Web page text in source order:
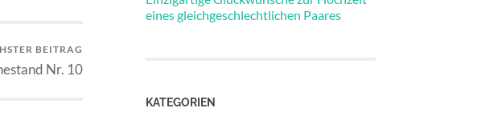
BEITRAG
Nr. 10
eines gleichgeschlechtlichen Paares
KATEGORIEN